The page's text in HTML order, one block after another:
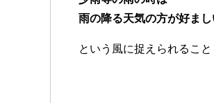
雨の降る天気の方が好まし
という風に捉えられること